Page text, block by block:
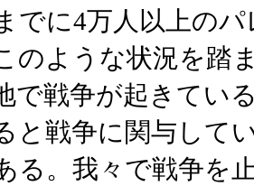
でに4万人以上の
のような状況を踏
で戦争が起きてい
と戦争に関与して
る。我々で戦争を